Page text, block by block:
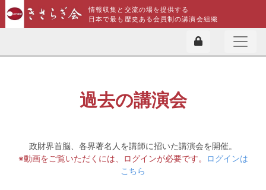
情報収集と交流の場を提供する
日本で最も歴史ある会員制の講演会組織
過去の講演会
政財界首脳、各界著名人を講師に招いた講演会を開催。
※動画をご覧いただくには、ログインが必要です。
ログインは
こちら